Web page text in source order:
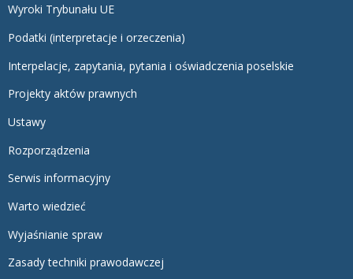
Wyroki Trybunału UE
Podatki (interpretacje i orzeczenia)
Interpelacje, zapytania, pytania i oświadczenia poselskie
Projekty aktów prawnych
Ustawy
Rozporządzenia
Serwis informacyjny
Warto wiedzieć
Wyjaśnianie spraw
Zasady techniki prawodawczej